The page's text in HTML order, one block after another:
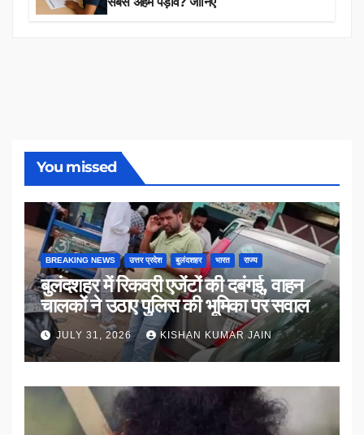
You missed
BREAKING NEWS उत्तर प्रदेश बुलंदशहर भारत राज्य
बुलंदशहर में रिकवरी एजेंटों की दबंगई, वाहन
चालकों ने उठाए पुलिस की भूमिका पर सवाल
JULY 31, 2026 KISHAN KUMAR JAIN